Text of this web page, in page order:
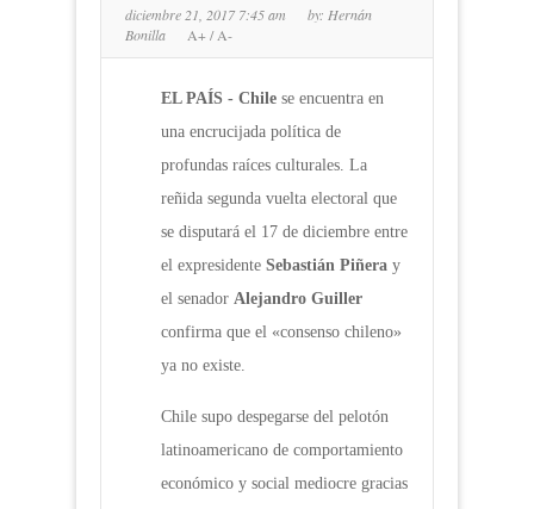
diciembre 21, 2017 7:45 am by: Hernán
Bonilla
A+/A-
EL PAÍS - Chile se encuentra en
una encrucijada política de
profundas raíces culturales. La
reñida segunda vuelta electoral que
se disputará el 17 de diciembre entre
el expresidente Sebastián Piñera y
el senador Alejandro Guiller
confirma que el «consenso chileno»
ya no existe.
Chile supo despegarse del pelotón
latinoamericano de comportamiento
económico y social mediocre gracias